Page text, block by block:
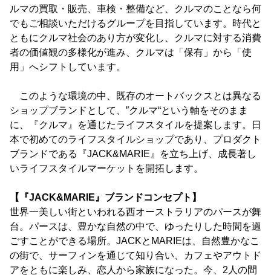
ルマの買取・販売、車検・整備など、クルマのことなら何
でもご相談いただけるグループを目指しています。時代と
ともにクルマ社会のあり方が変化し、クルマに対する消費
者の価値観の多様化が進み、クルマは「保有」から「使
用」へシフトしています。
このような環境の中、既存のオートバックスとは異なる
ショップブランドとして、”クルマ“という軸をそのまま
に、『クルマ』を通じたライフスタイルを提案します。日
本で初めてのライフスタイルショップであり、プロダクト
ブランドである『JACK&MARIE』を立ち上げ、成長著し
いライフスタイルマーケットを開拓します。
【『JACK&MARIE』ブランドコンセプト】
世界一美しい街といわれる西オーストラリアのパースが舞
台。パースは、豊かな自然の中で、ゆったりした時間を過
ごすことができる場所。JACKとMARIEは、自然豊かなこ
の街で、サーフィンを通じて知り合い、カフェやアウトド
アをともに楽しみ、恋人から家族になった。今、2人の間